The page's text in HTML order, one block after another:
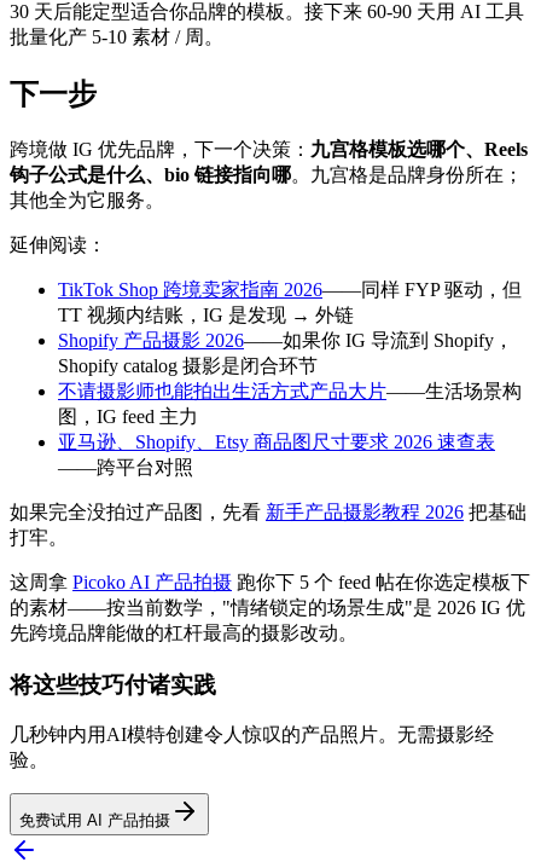
30 天后能定型适合你品牌的模板。接下来 60-90 天用 AI 工具
批量化产 5-10 素材 / 周。
下一步
跨境做 IG 优先品牌，下一个决策： 九宫格模板选哪个、Reels
钩子公式是什么、bio 链接指向哪。九宫格是品牌身份所在；
其他全为它服务。
延伸阅读：
TikTok Shop 跨境卖家指南 2026——同样 FYP 驱动，但
TT 视频内结账，IG 是发现 → 外链
Shopify 产品摄影 2026——如果你 IG 导流到 Shopify，
Shopify catalog 摄影是闭合环节
不请摄影师也能拍出生活方式产品大片——生活场景构
图，IG feed 主力
亚马逊、Shopify、Etsy 商品图尺寸要求 2026 速查表
——跨平台对照
如果完全没拍过产品图，先看 新手产品摄影教程 2026 把基础
打牢。
这周拿 Picoko AI 产品拍摄 跑你下 5 个 feed 帖在你选定模板下
的素材——按当前数学，"情绪锁定的场景生成"是 2026 IG 优
先跨境品牌能做的杠杆最高的摄影改动。
将这些技巧付诸实践
几秒钟内用AI模特创建令人惊叹的产品照片。无需摄影经
验。
免费试用 AI 产品拍摄